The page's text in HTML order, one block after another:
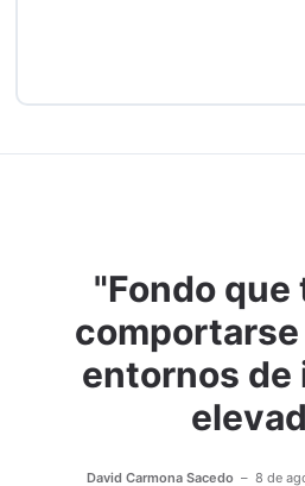
"Fondo que
comportarse
entornos de
David Carmona Sacedo 8 de